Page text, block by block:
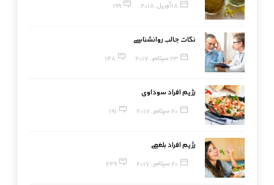
18 آوریل, 2018 199
نکات جالب روانشناسی
23 سپتامبر, 2017 148
رژیم افراد سوداوی
20 سپتامبر, 2017 191
رژیم افراد بلغمی
20 سپتامبر, 2017 249